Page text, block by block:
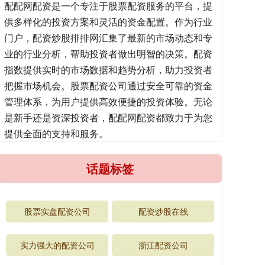
配配网配资是一个专注于股票配资服务的平台，提
供多样化的投资方案和灵活的资金配置。作为行业
门户，配资炒股排排网汇集了最新的市场动态和专
业的行业分析，帮助投资者做出明智的决策。配资
指数提供实时的市场数据和趋势分析，助力投资者
把握市场机会。股票配资公司通过安全可靠的资金
管理体系，为用户提供高效便捷的投资体验。无论
是新手还是资深投资者，配配网配资都致力于为您
提供全面的支持和服务。
话题标签
股票实盘配资公司 配资炒股在线
实力强大的配资公司 浙江配资公司